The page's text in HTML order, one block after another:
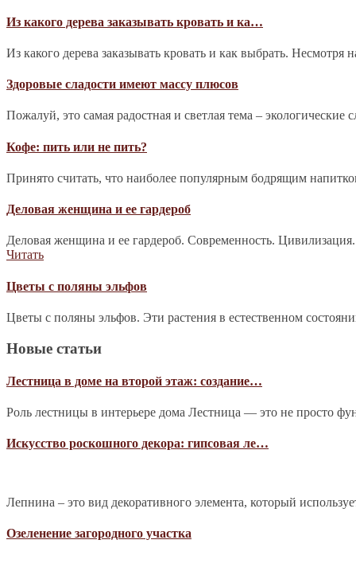
Из какого дерева заказывать кровать и ка…
Из какого дерева заказывать кровать и как выбрать.
Здоровые сладости имеют массу плюсов
Пожалуй, это самая радостная и светлая тема –
Кофе: пить или не пить?
Принято считать, что наиболее популярным бодрящим
Деловая женщина и ее гардероб
Деловая женщина и ее гардероб. Современность.
Читать
Цветы с поляны эльфов
Цветы с поляны эльфов. Эти растения в естественном
Новые статьи
Лестница в доме на второй этаж: создание…
Роль лестницы в интерьере дома Лестница — это не просто
Искусство роскошного декора: гипсовая ле…
Лепнина – это вид декоративного элемента, который
Озеленение загородного участка